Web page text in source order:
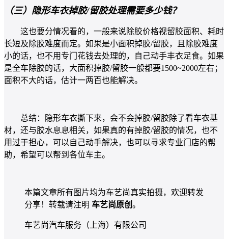
（三）隐形车衣掉胶/留胶处理需要多少钱？
这也要分情况看的，一般来说除胶价格视留胶面积、耗时
长短及除胶难度而定。如果是小面积掉胶/留胶，且除胶难度
小的话，也不用专门花钱去处理的，自己动手丰衣足食。如果
是全车除胶的话，大面积掉胶/留胶一般都要1500~2000左右；
面积不大的话，估计一两百也能解决。
总结：隐形车衣撕下来，会不会掉胶/留胶除了看车衣基
材，还与胶水息息相关，如果真的有掉胶/留胶的情况，也不
用过于担心，可以自己动手解决，也可以寻求专业门店的帮
助，希望可以帮到各位车主。
本篇文章所有图片均为车艺尚真实拍摄，欢迎转发
分享！转载请注明 车艺尚原创 。
车艺尚汽车服务（上海）有限公司